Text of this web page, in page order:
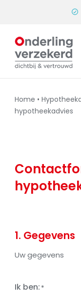
Home •
hypotheekadvies
1. Gegevens
Uw gegevens
Ik ben: